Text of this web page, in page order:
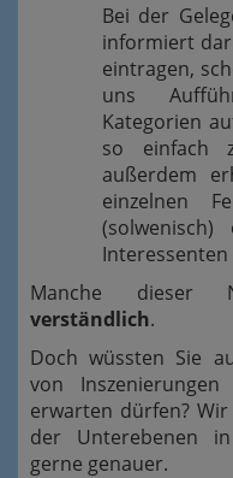
Bei der
informiert
eintragen,
uns
Kategorien
so einfach
außerdem
einzelnen
Interessenten
Manche dieser
verständlich.
Doch wüssten Sie
von Inszenierungen
erwarten dürfen?
der Unterebenen
gerne genauer.